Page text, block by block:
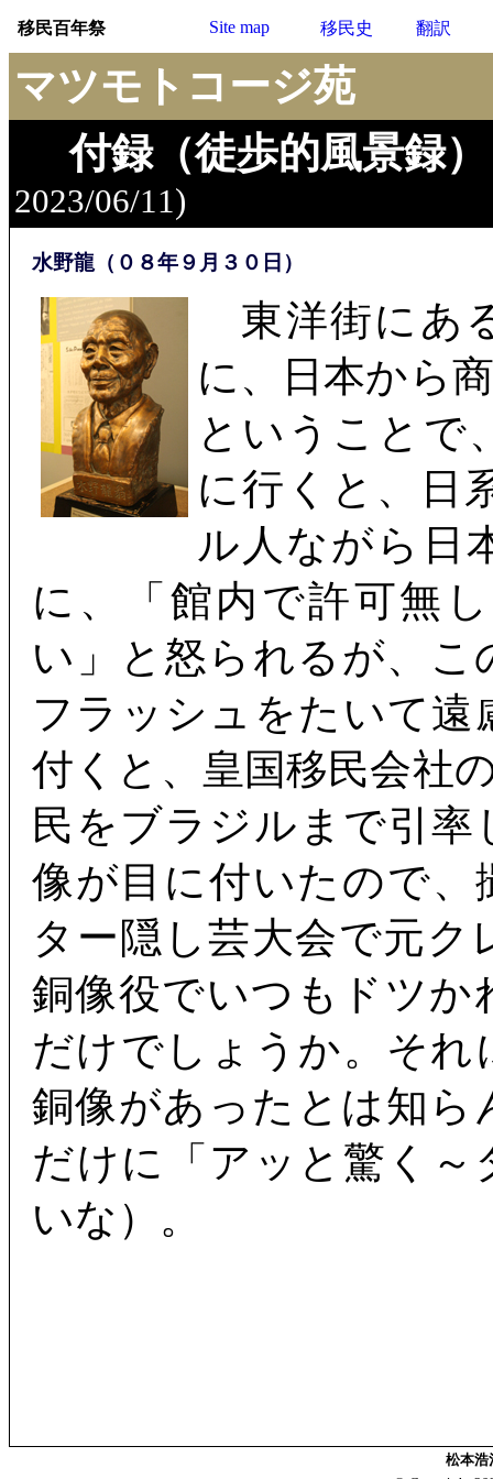
移民百年祭 Site map 移民史 翻訳
マツモトコージ苑
付録（徒歩的風景録）
2023/06/11)
水野龍（０８年９月３０日）
東洋街にあ
に、日本から
ということで
に行くと、日
ル人ながら日
に、「館内で許可無
い」と怒られるが、
フラッシュをたいて
付くと、皇国移民会社
民をブラジルまで引
像が目に付いたので、
ター隠し芸大会で元
銅像役でいつもドツか
だけでしょうか。そ
銅像があったとは知ら
だけに「アッと驚く
いな）。
松本